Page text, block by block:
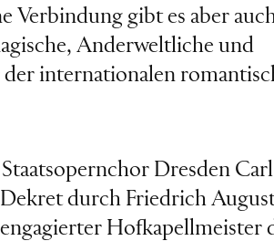
Verbindung gibt es aber
Anderweltliche und
der internationalen
Dresden
durch Friedrich